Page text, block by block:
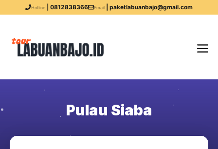
Hotline | 0812838366 Email | paketlabuanbajo@gmail.com
Pulau Siaba